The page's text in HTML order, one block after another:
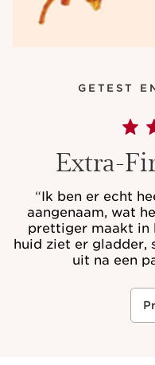
GETEST
Extra-
“Ik ben er echt
aangenaam, wat
prettiger maakt in
huid ziet er gladder,
uit na een